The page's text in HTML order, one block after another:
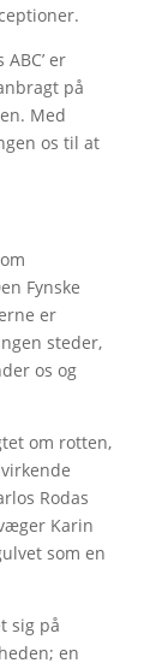
er
på
Med
os til at
Fynske
er
steder,
os og
om rotten,
Rodas
Karin
som en
sig på
en